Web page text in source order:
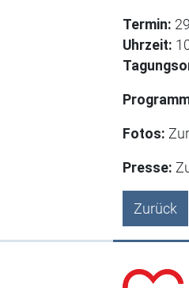
Termin:
Uhrzeit:
Fotos:
Presse:
Zurück